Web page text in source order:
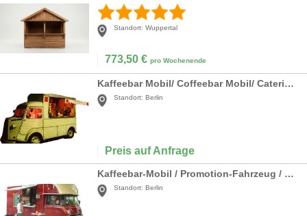
Standort: Wuppertal
773,50 € pro Wochenende
Kaffeebar Mobil/ Coffeebar Mobil/ Catering/ Event/ Messe/ Party/ mobile/ oldtimer
Standort: Berlin
Preis auf Anfrage
Kaffeebar-Mobil / Promotion-Fahrzeug / Mercedes 316 / Kaffeemobil / Catering / Event / Messe / Party / mobile / oldtimer
Standort: Berlin